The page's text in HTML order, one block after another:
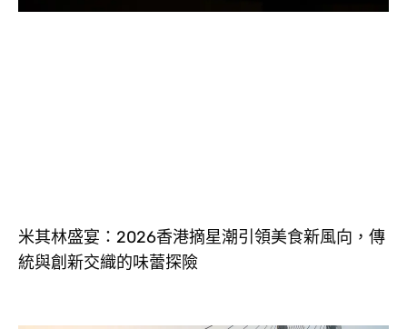
米其林盛宴：2026香港摘星潮引領美食新風向，傳
統與創新交織的味蕾探險